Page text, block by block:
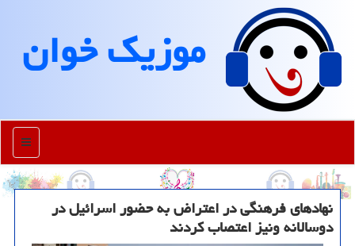
موزیك خوان
منو
نهادهای فرهنگی در اعتراض به حضور اسرائیل در
دوسالانه ونیز اعتصاب کردند